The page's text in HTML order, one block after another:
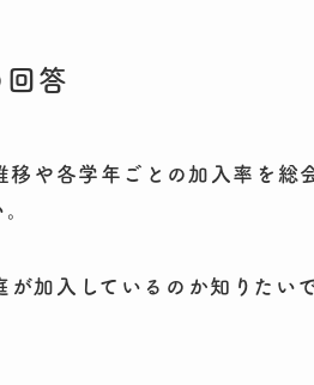
答
や各学年ごとの加入率を総
加入しているのか知りたいで